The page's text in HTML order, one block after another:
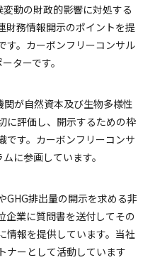
動の財政的影響に対処する
財務情報開示のポイントを提
す。カーボンフリーコンサル
ターです。
が自然資本及び生物多様性
に評価し、開示するための枠
です。カーボンフリーコンサ
に参画しています。
GHG排出量の開示を求める非
企業に質問書を送付してその
情報を提供しています。当社
ナーとして活動しています